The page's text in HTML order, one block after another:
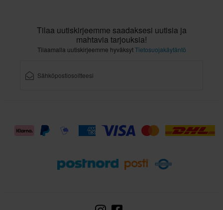
Tilaa uutiskirjeemme saadaksesi uutisia ja
mahtavia tarjouksia!
Tilaamalla uutiskirjeemme hyväksytTietosuojakäytäntö